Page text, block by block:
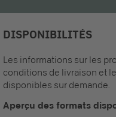
DISPONIBILITÉS
Les informations sur les
conditions de livraison et
disponibles sur demande.
Aperçu des formats